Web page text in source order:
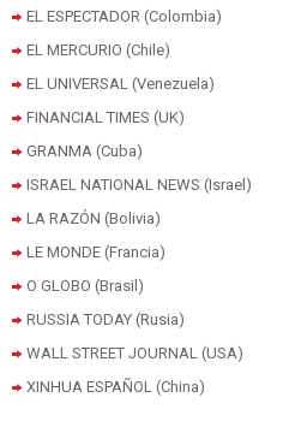
EL ESPECTADOR (Colombia)
EL MERCURIO (Chile)
EL UNIVERSAL (Venezuela)
FINANCIAL TIMES (UK)
GRANMA (Cuba)
ISRAEL NATIONAL NEWS (Israel)
LA RAZÓN (Bolivia)
LE MONDE (Francia)
O GLOBO (Brasil)
RUSSIA TODAY (Rusia)
WALL STREET JOURNAL (USA)
XINHUA ESPAÑOL (China)